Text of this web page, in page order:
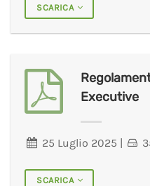
SCARICA
Executive
25 Luglio 2025 |
SCARICA